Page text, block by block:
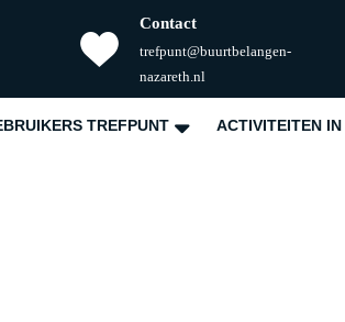
Contact
trefpunt@buurtbelangen-
nazareth.nlE-
mail
TREFPUNT ACTIVITEITEN